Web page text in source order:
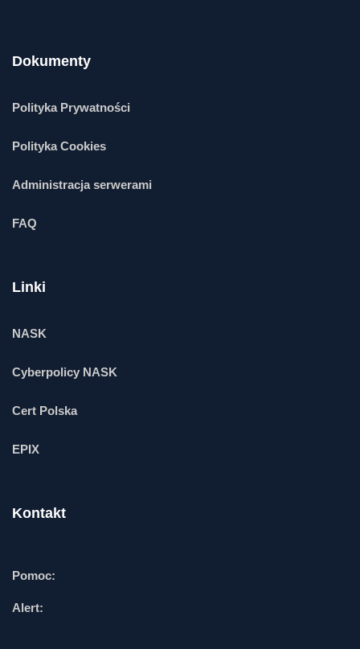
Dokumenty
Polityka Prywatności
Polityka Cookies
Administracja serwerami
FAQ
Linki
NASK
Cyberpolicy NASK
Cert Polska
EPIX
Kontakt
Pomoc:
Alert: